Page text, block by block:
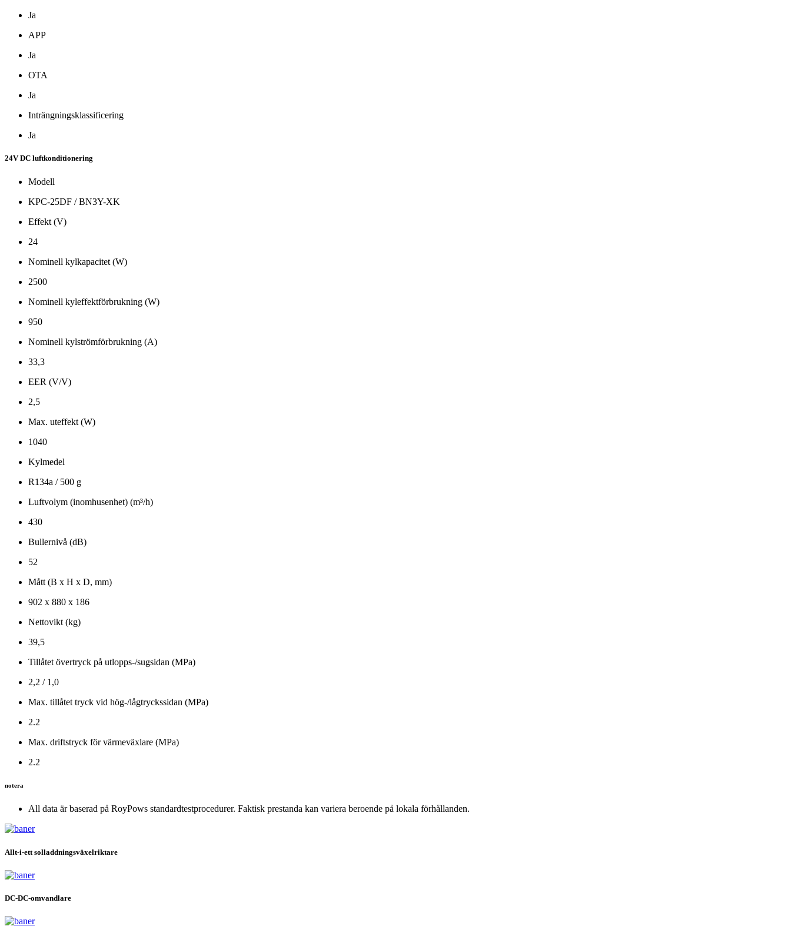
Ja
APP
Ja
OTA
Ja
Inträngningsklassificering
Ja
24V DC luftkonditionering
Modell
KPC-25DF / BN3Y-XK
Effekt (V)
24
Nominell kylkapacitet (W)
2500
Nominell kyleffektförbrukning (W)
950
Nominell kylströmförbrukning (A)
33,3
EER (V/V)
2,5
Max. uteffekt (W)
1040
Kylmedel
R134a / 500 g
Luftvolym (inomhusenhet) (m³/h)
430
Bullernivå (dB)
52
Mått (B x H x D, mm)
902 x 880 x 186
Nettovikt (kg)
39,5
Tillåtet övertryck på utlopps-/sugsidan (MPa)
2,2 / 1,0
Max. tillåtet tryck vid hög-/lågtryckssidan (MPa)
2.2
Max. driftstryck för värmeväxlare (MPa)
2.2
notera
All data är baserad på RoyPows standardtestprocedurer. Faktisk prestanda kan variera beroende på lokala förhållanden.
Allt-i-ett solladdningsväxelriktare
DC-DC-omvandlare